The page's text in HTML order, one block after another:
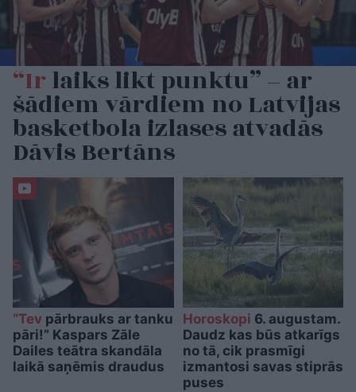
“Irlaiks likt punktu” – ar
šādiem vārdiem no Latvijas
basketbola izlases atvadās
Dāvis Bertāns
“Tev pārbrauks ar tanku
pāri!” Kaspars Zāle
Dailes teātra skandāla
laikā saņēmis draudus
Horoskopi 6. augustam.
Daudz kas būs atkarīgs
no tā, cik prasmīgi
izmantosi savas stiprās
puses